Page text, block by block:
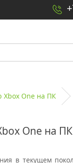
Xbox One на ПК
One на ПК
в текущем